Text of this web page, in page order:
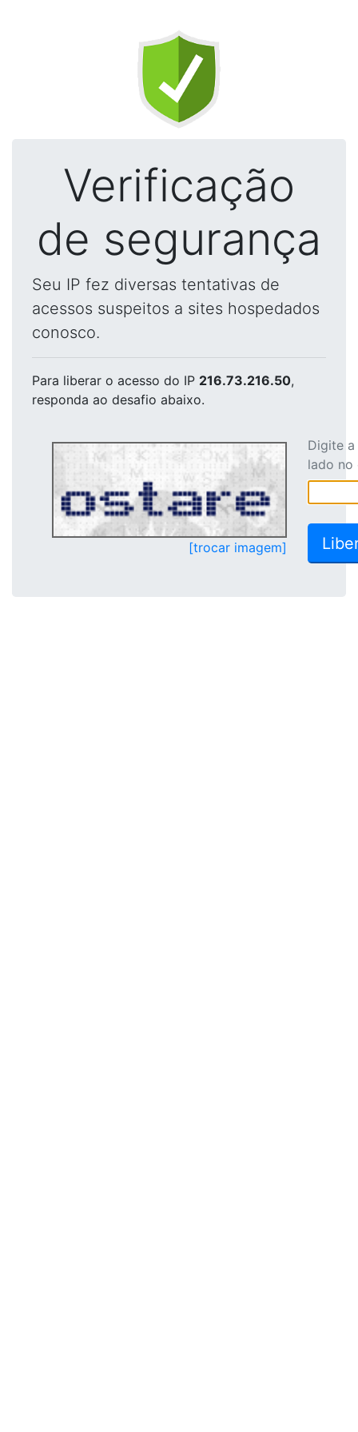
Verificação
de segurança
Seu IP fez diversas tentativas de
acessos suspeitos a sites hospedados
conosco.
Para liberar o acesso do IP 216.73.216.50,
responda ao desafio abaixo.
[trocar imagem]
Digite
lado no